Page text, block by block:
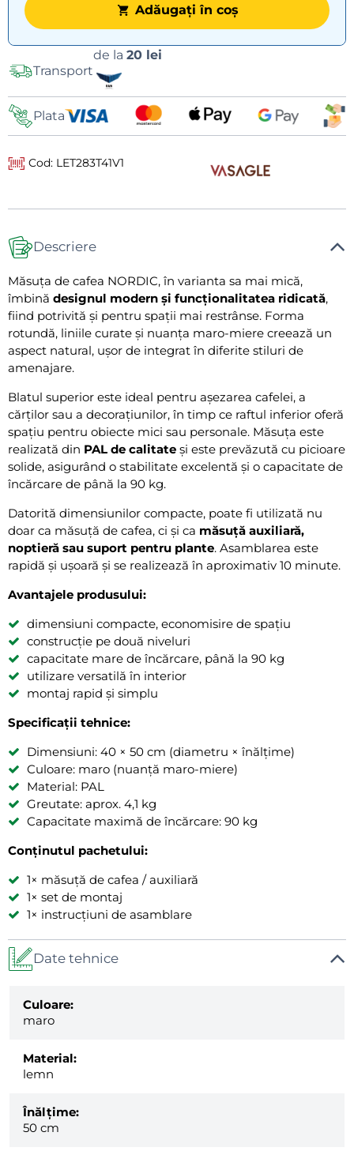
Adăugați în coș
Transport
de la 20 lei
Plata
Cod: LET283T41V1
Descriere
Măsuța de cafea NORDIC, în varianta sa mai mică,
îmbină designul modern și funcționalitatea ridicată,
fiind potrivită și pentru spații mai restrânse. Forma
rotundă, liniile curate și nuanța maro-miere creează un
aspect natural, ușor de integrat în diferite stiluri de
amenajare.
Blatul superior este ideal pentru așezarea cafelei, a
cărților sau a decorațiunilor, în timp ce raftul inferior oferă
spațiu pentru obiecte mici sau personale. Măsuța este
realizată din PAL de calitate și este prevăzută cu picioare
solide, asigurând o stabilitate excelentă și o capacitate de
încărcare de până la 90 kg.
Datorită dimensiunilor compacte, poate fi utilizată nu
doar ca măsuță de cafea, ci și ca măsuță auxiliară,
noptieră sau suport pentru plante. Asamblarea este
rapidă și ușoară și se realizează în aproximativ 10 minute.
Avantajele produsului:
dimensiuni compacte, economisire de spațiu
construcție pe două niveluri
capacitate mare de încărcare, până la 90 kg
utilizare versatilă în interior
montaj rapid și simplu
Specificații tehnice:
Dimensiuni: 40 × 50 cm (diametru × înălțime)
Culoare: maro (nuanță maro-miere)
Material: PAL
Greutate: aprox. 4,1 kg
Capacitate maximă de încărcare: 90 kg
Conținutul pachetului:
1× măsuță de cafea / auxiliară
1× set de montaj
1× instrucțiuni de asamblare
Date tehnice
Culoare:
maro
Material:
lemn
Înălțime:
50 cm